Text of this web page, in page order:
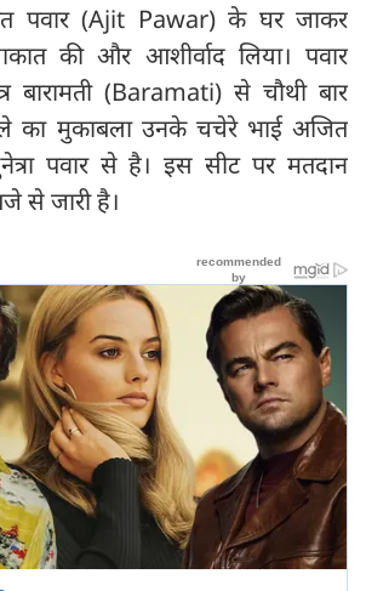
पवार (Ajit Pawar) के घर जाकर
की और आशीर्वाद लिया। पवार
बारामती (Baramati) से चौथी बार
का मुकाबला उनके चचेरे भाई अजित
पवार से है। इस सीट पर मतदान
से जारी है।